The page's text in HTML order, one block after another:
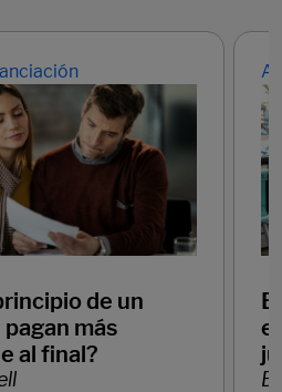
de un
más
al final?